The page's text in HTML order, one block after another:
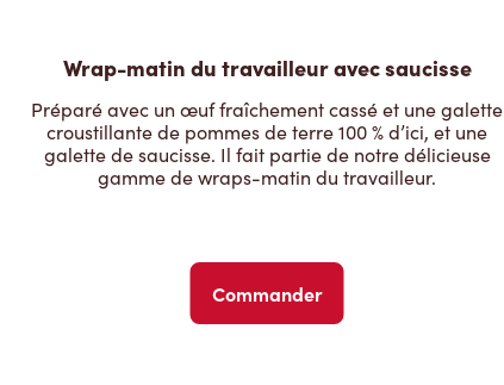
Wrap-matin du travailleur avec saucisse
Préparé avec un œuf fraîchement cassé et une galette
croustillante de pommes de terre 100 % d’ici, et une
galette de saucisse. Il fait partie de notre délicieuse
gamme de wraps-matin du travailleur.
Commander